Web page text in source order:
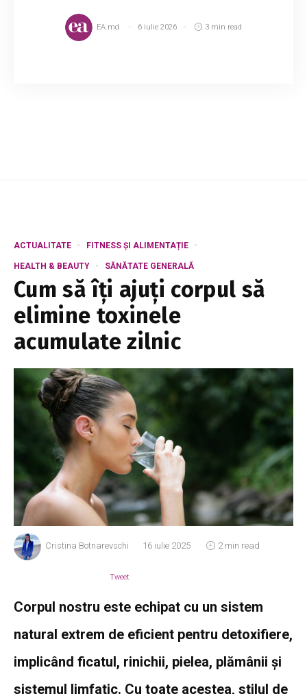
EA.md 6 iulie 2026 3 min read
ACTUALITATE FITNESS ȘI ALIMENTAȚIE
HEALTH & BEAUTY SĂNĂTATE GENERALĂ
Cum să îți ajuți corpul să
elimine toxinele
acumulate zilnic
Cristina Botnarevschi 16 iulie 2025 2 min read
Tweet
Corpul nostru este echipat cu un sistem
natural extrem de eficient pentru detoxifiere,
implicând ficatul, rinichii, pielea, plămânii și
sistemul limfatic. Cu toate acestea, stilul de